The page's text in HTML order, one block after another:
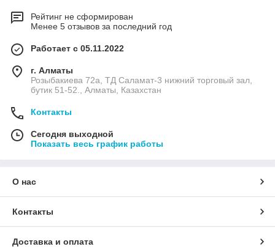
Рейтинг не сформирован
Менее 5 отзывов за последний год
Работает с 05.11.2022
г. Алматы
Розыбакиева 72а, ТД Саламат-3 нижний торговый зал,
бутик 51-52., Алматы, Казахстан
Контакты
Сегодня выходной
Показать весь график работы
О нас
Контакты
Доставка и оплата